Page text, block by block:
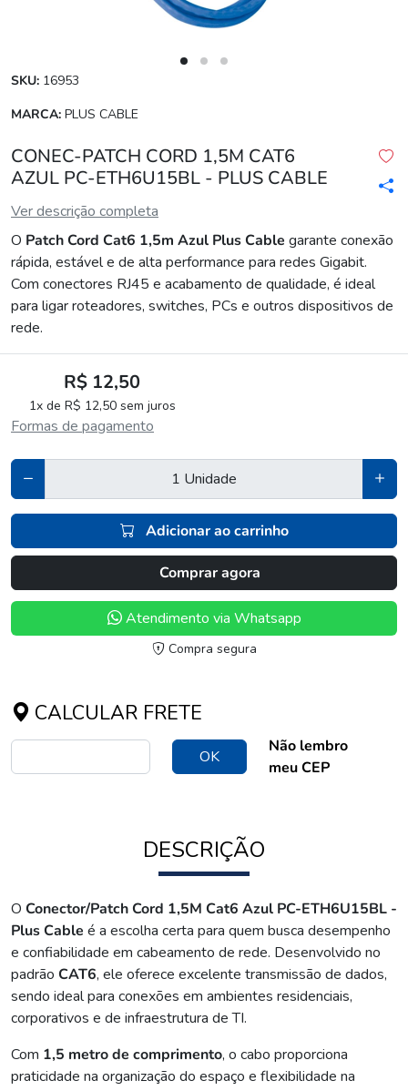
SKU: 16953
MARCA: PLUS CABLE
CONEC-PATCH CORD 1,5M CAT6
AZUL PC-ETH6U15BL - PLUS CABLE
Ver descrição completa
O Patch Cord Cat6 1,5m Azul Plus Cable garante conexão
rápida, estável e de alta performance para redes Gigabit.
Com conectores RJ45 e acabamento de qualidade, é ideal
para ligar roteadores, switches, PCs e outros dispositivos de
rede.
R$ 12,50
1x de R$ 12,50 sem juros
Formas de pagamento
Adicionar ao carrinho
Comprar agora
Atendimento via Whatsapp
Compra segura
CALCULAR FRETE
OK
Não lembro
meu CEP
DESCRIÇÃO
O Conector/Patch Cord 1,5M Cat6 Azul PC-ETH6U15BL -
Plus Cable é a escolha certa para quem busca desempenho
e confiabilidade em cabeamento de rede. Desenvolvido no
padrão CAT6, ele oferece excelente transmissão de dados,
sendo ideal para conexões em ambientes residenciais,
corporativos e de infraestrutura de TI.
Com 1,5 metro de comprimento, o cabo proporciona
praticidade na organização do espaço e flexibilidade na